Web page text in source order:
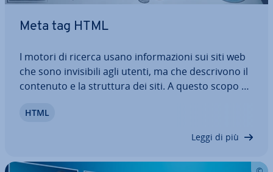
Meta tag HTML
I motori di ricerca usano in­for­ma­zio­ni sui siti web
che sono in­vi­si­bi­li agli utenti, ma che de­scri­vo­no il
contenuto e la struttura dei siti. A questo scopo si
miz­za­zio­ne per i motori di ricerca: uti­liz­za­ti nel
HTML
Leggi di più